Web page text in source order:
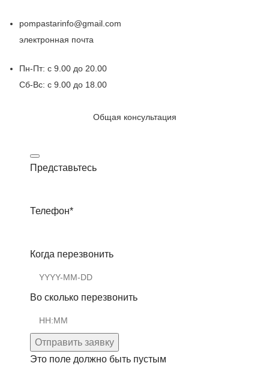
pompastarinfo@gmail.com
электронная почта
Пн-Пт: с 9.00 до 20.00
Сб-Вс: с 9.00 до 18.00
Общая консультация
Представьтесь
Телефон*
Когда перезвонить
Во сколько перезвонить
Отправить заявку
Это поле должно быть пустым